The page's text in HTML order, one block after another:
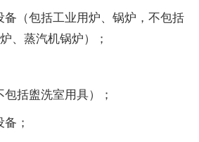
（包括工业用炉、锅炉，不包括
、蒸汽机锅炉）；
括盥洗室用具）；
；